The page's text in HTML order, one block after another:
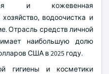
и кожевенная
водоочистка и
Отрасль средств личной
наибольшую долю
США в 2025 году.
гигиены и косметики